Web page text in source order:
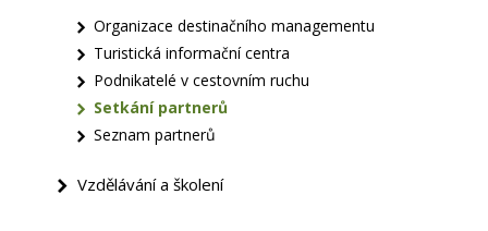
Organizace destinačního managementu
Turistická informační centra
Podnikatelé v cestovním ruchu
Setkání partnerů
Seznam partnerů
Vzdělávání a školení